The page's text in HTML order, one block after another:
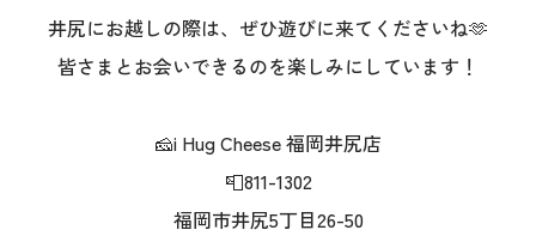
井尻にお越しの際は、ぜひ遊びに来てくださいね🫶
皆さまとお会いできるのを楽しみにしています！
🧀i Hug Cheese 福岡井尻店
📮811-1302
福岡市井尻5丁目26-50